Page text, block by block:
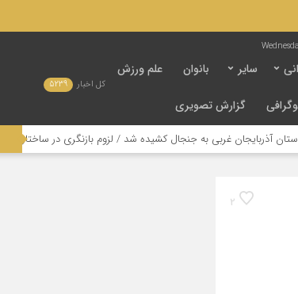
سایر بانوان علم ورزش
گزارش تصویری
کل اخبار 5239
غربی به جنجال کشیده شد / لزوم بازنگری در ساختار مدیریتی این رشته
2